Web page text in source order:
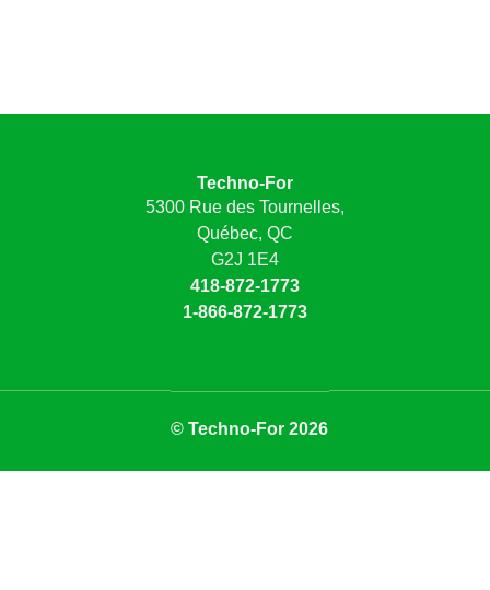
Techno-For
5300 Rue des Tournelles,
Québec, QC
G2J 1E4
418-872-1773
1-866-872-1773
© Techno-For 2026